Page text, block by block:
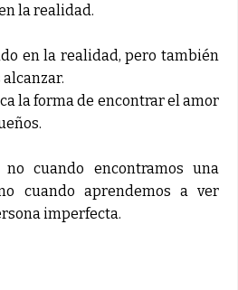
la realidad.
en la realidad, pero también
la forma de encontrar el amor
cuando encontramos una
cuando aprendemos a ver
imperfecta.